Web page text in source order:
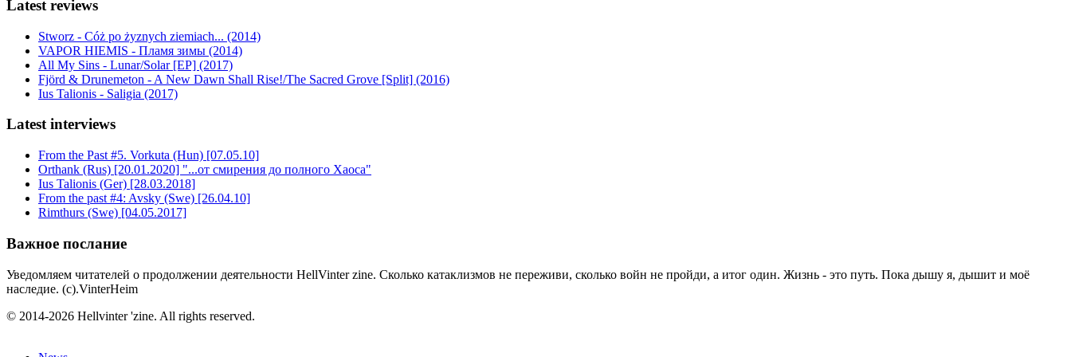
Latest reviews
Stworz - Cóż po żyznych ziemiach... (2014)
VAPOR HIEMIS - Пламя зимы (2014)
All My Sins - Lunar/Solar [EP] (2017)
Fjörd & Drunemeton - A New Dawn Shall Rise!/The Sacred Grove [Split] (2016)
Ius Talionis - Saligia (2017)
Latest interviews
From the Past #5. Vorkuta (Hun) [07.05.10]
Orthank (Rus) [20.01.2020] "...от смирения до полного Хаоса"
Ius Talionis (Ger) [28.03.2018]
From the past #4: Avsky (Swe) [26.04.10]
Rimthurs (Swe) [04.05.2017]
Важное послание
Уведомляем читателей о продолжении деятельности HellVinter zine. Сколько катаклизмов не переживи, сколько войн не пройди, а итог один. Жизнь - это путь. Пока дышу я, дышит и моё
наследие. (с).VinterHeim
© 2014-2026 Hellvinter 'zine. All rights reserved.